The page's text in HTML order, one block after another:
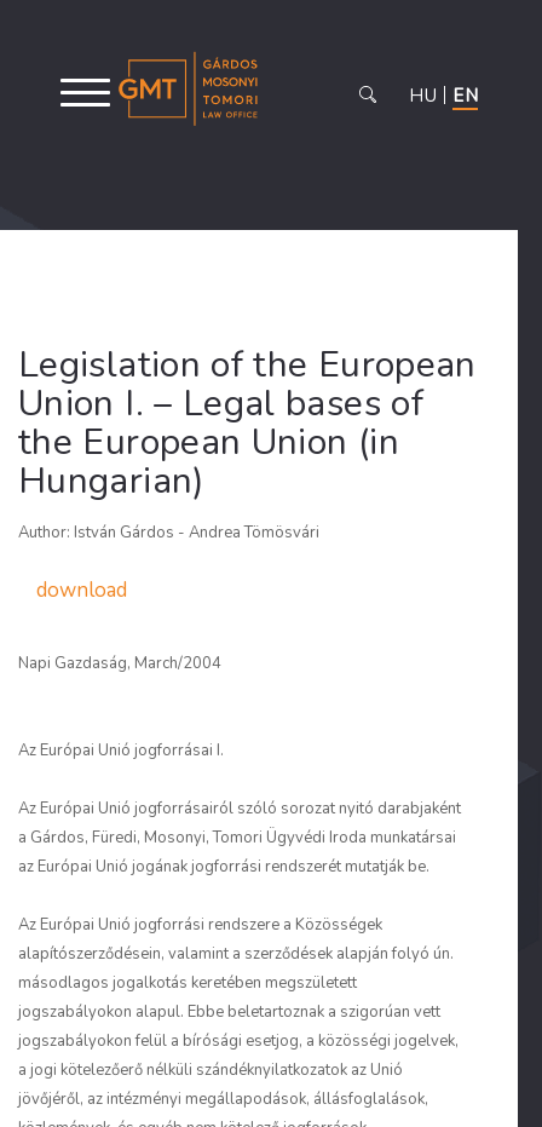
HU EN
Legislation of the European
Union I. – Legal bases of
the European Union (in
Hungarian)
Author: István Gárdos - Andrea Tömösvári
download
Napi Gazdaság, March/2004
Az Európai Unió jogforrásai I.
Az Európai Unió jogforrásairól szóló sorozat nyitó darabjaként
a Gárdos, Füredi, Mosonyi, Tomori Ügyvédi Iroda munkatársai
az Európai Unió jogának jogforrási rendszerét mutatják be.
Az Európai Unió jogforrási rendszere a Közösségek
alapítószerződésein, valamint a szerződések alapján folyó ún.
másodlagos jogalkotás keretében megszületett
jogszabályokon alapul. Ebbe beletartoznak a szigorúan vett
jogszabályokon felül a bírósági esetjog, a közösségi jogelvek,
a jogi kötelezőerő nélküli szándéknyilatkozatok az Unió
jövőjéről, az intézményi megállapodások, állásfoglalások,